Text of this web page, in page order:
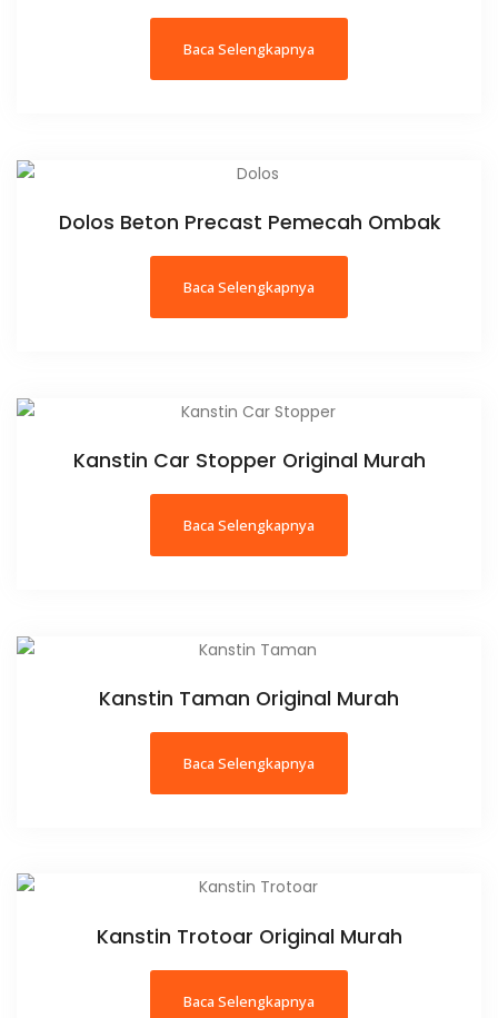
Baca Selengkapnya
Dolos Beton Precast Pemecah Ombak
Baca Selengkapnya
Kanstin Car Stopper Original Murah
Baca Selengkapnya
Kanstin Taman Original Murah
Baca Selengkapnya
Kanstin Trotoar Original Murah
Baca Selengkapnya